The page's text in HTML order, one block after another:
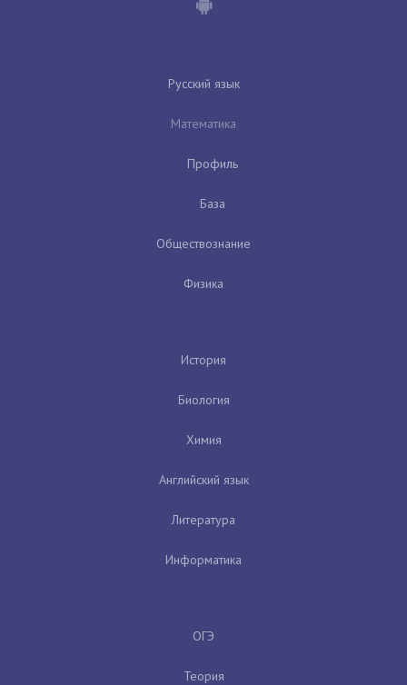
Русский язык
Математика
Профиль
База
Обществознание
Физика
История
Биология
Химия
Английский язык
Литература
Информатика
ОГЭ
Теория